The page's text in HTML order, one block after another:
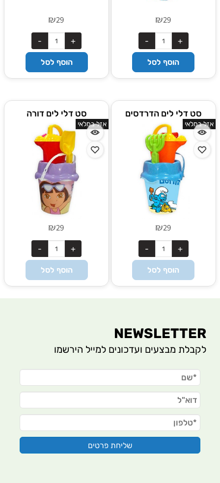
₪29
הוסף לסל
₪29
הוסף לסל
סט דלי לים הדרדסים
אזל במלאי
₪29
הוסף לסל
סט דלי לים דורה
אזל במלאי
₪29
הוסף לסל
NEWSLETTER
לקבלת מבצעים ועדכונים למייל הירשמו